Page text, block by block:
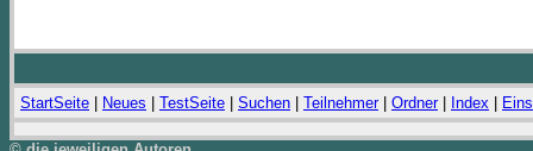
StartSeite Neues TestSeite Suchen Teilnehmer| Ordner| Index